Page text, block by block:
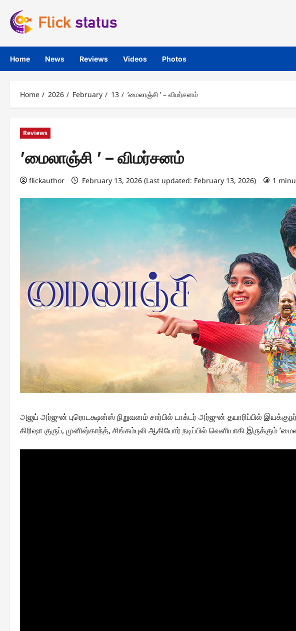
content
Home News Reviews Videos Photos
Home 2026 February 13 ’மைலாஞ்சி ’ – விமர்சனம்
Reviews
’மைலாஞ்சி ’ – விமர்சனம்
flickauthor February 13, 2026 (Last updated: February 13, 2026) 1
அஜய் அர்ஜுன் புரொடக்ஷன்ஸ் நிறுவனம் சார்பில் டாக்டர் அர்ஜுன் தயாரிப்பில்
கிரிஷா குருப், முனிஷ்காந்த், சிங்கம்புலி ஆகியோர் நடிப்பில் வெளியாகி இருக்கும்